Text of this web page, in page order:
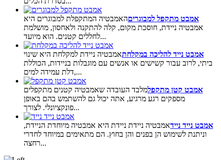
אמבט מתקפל למבוגריםהאמבטיה המתקפלת למבוגרים היא
אמבטיה ניידת, חוסכת מקום, קלה להתקנה ולאחסון, מושלמת
לחללים קטנים. הוא מיועד...
אמבט נייד להליכה במקלחתאמבטיה ניידת למקלחת היא שינוי
ביתי, לרוב עבור קשישים או אנשים עם מוגבלות בניידות, הכוללת
דלת עמידה למים,...
אמבט קטן מתקפלמלבד העובדה שאמבטיה קטנים מתקפלים
מספקים רגע מרגיע, אתה יכול גם להשתמש בהם באופן
פונקציונלי. לצורך...
אמבט נייד ניידאמבטיה ניידת ניידת היא אמבטיה מיוחדת הניידת,
וניתנת לשימוש הן בפנים והן בחוץ. הם מתאימים במיוחד לחדרי
רחצה...